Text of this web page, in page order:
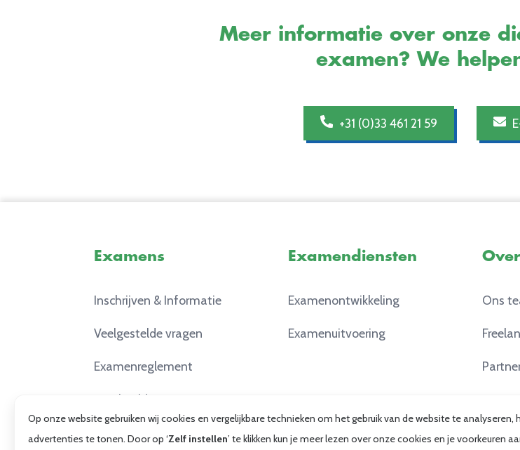
Meer informatie over onze
examen? We
+31 (0)33 461 21 59
Examens
Inschrijven & Informatie
Veelgestelde vragen
Examenreglement
Voorbeeldexamens
Examendiensten
Examenontwikkeling
Examenuitvoering
Ons
Op onze website gebruiken wij cookies en vergelijkbare technieken om het gebruik van de website te
advertenties te tonen. Door op ‘Zelf instellen’ te klikken kun je meer lezen over onze cookies en je voorkeuren